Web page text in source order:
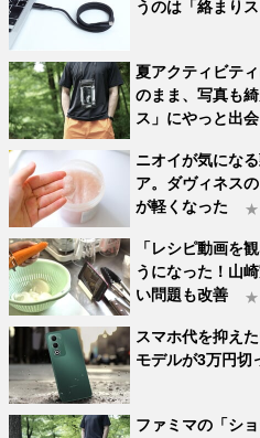
うのは「絡まり
夏アクティビテ
のまま、写真も
ス」にやっと出
ニオイが気にな
ア。ダヴィネス
が軽くなった
★
「レシピ動画を
うになった！山
い問題も改善
★
スマホ代を抑え
モデルが3万円切
ファミマの「シ